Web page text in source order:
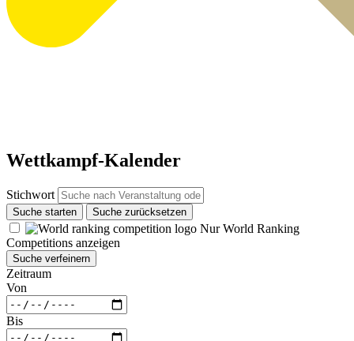
Wettkampf-Kalender
Stichwort
Suche starten Suche zurücksetzen
Nur World Ranking
Competitions anzeigen
Suche verfeinern
Zeitraum
Von
Bis